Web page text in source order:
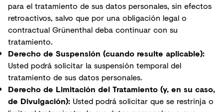
para el tratamiento de sus datos personales, sin efectos
retroactivos, salvo que por una obligación legal o
contractual Grünenthal deba continuar con su
tratamiento.
Derecho de Suspensión (cuando resulte aplicable):
Usted podrá solicitar la suspensión temporal del
tratamiento de sus datos personales.
Derecho de Limitación del Tratamiento (y, en su caso,
de Divulgación): Usted podrá solicitar que se restrinja o